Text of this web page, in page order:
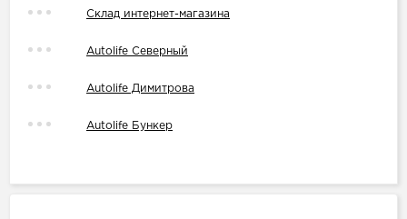
Склад интернет-магазина
Autolife Северный
Autolife Димитрова
Autolife Бункер